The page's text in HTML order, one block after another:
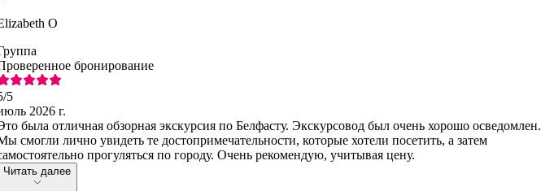
O
бронирование
/5
2026 г.
была отличная обзорная экскурсия по Белфасту. Экскурсовод был очень хорошо осведомлен.
смогли лично увидеть те достопримечательности, которые хотели посетить, а затем
прогуляться по городу. Очень рекомендую, учитывая цену.
Читать далее